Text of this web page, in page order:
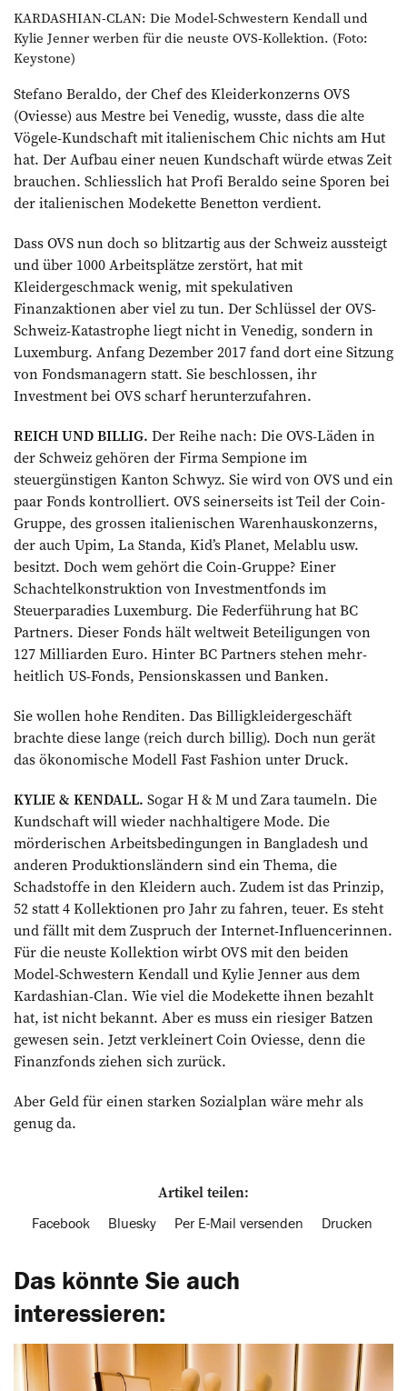
KARDASHIAN-CLAN: Die Model-Schwestern Kendall und
Kylie Jenner werben für die neuste OVS-Kollektion. (Foto:
Keystone)
Stefano Beraldo, der Chef des Kleiderkonzerns OVS
(Oviesse) aus Mestre bei Venedig, wusste, dass die alte
Vögele-Kundschaft mit italienischem Chic nichts am Hut
hat. Der Aufbau einer neuen Kundschaft würde etwas Zeit
brauchen. Schliesslich hat Profi Beraldo seine Sporen bei
der italienischen Modekette Benetton verdient.
Dass OVS nun doch so blitzartig aus der Schweiz aussteigt
und über 1000 Arbeitsplätze zerstört, hat mit
Kleidergeschmack wenig, mit spekulativen
Finanzaktionen aber viel zu tun. Der Schlüssel der OVS-
Schweiz-Katastrophe liegt nicht in Venedig, sondern in
Luxemburg. Anfang Dezember 2017 fand dort eine Sitzung
von Fondsmanagern statt. Sie beschlossen, ihr
Investment bei OVS scharf herunter­zufahren.
REICH UND BILLIG. Der Reihe nach: Die OVS-Läden in
der Schweiz gehören der Firma Sempione im
steuergünstigen Kanton Schwyz. Sie wird von OVS und ein
paar Fonds kontrolliert. OVS seinerseits ist Teil der Coin-
Gruppe, des grossen italienischen Warenhauskonzerns,
der auch Upim, La Standa, Kid’s Planet, Melablu usw.
besitzt. Doch wem gehört die Coin-Gruppe? Einer
Schachtelkonstruktion von Investmentfonds im
Steuerparadies Luxemburg. Die Federführung hat BC
Partners. Dieser Fonds hält weltweit Beteiligungen von
127 Milliarden Euro. Hinter BC Partners stehen mehr­
heitlich US-Fonds, Pensionskassen und Banken.
Sie wollen hohe Renditen. Das Billigkleidergeschäft
brachte diese lange (reich durch billig). Doch nun gerät
das ökonomische Modell Fast Fashion unter Druck.
KYLIE & KENDALL. Sogar H & M und Zara taumeln. Die
Kundschaft will wieder nachhaltigere Mode. Die
mörderischen Arbeitsbedingungen in Bangladesh und
anderen Produktionsländern sind ein Thema, die
Schadstoffe in den Kleidern auch. Zudem ist das Prinzip,
52 statt 4 Kollektionen pro Jahr zu fahren, teuer. Es steht
und fällt mit dem Zuspruch der Internet-Influencerinnen.
Für die neuste Kollektion wirbt OVS mit den beiden
Model-Schwestern Kendall und Kylie Jenner aus dem
Kardashian-Clan. Wie viel die Modekette ihnen bezahlt
hat, ist nicht bekannt. Aber es muss ein riesiger Batzen
gewesen sein. Jetzt verkleinert Coin Oviesse, denn die
Finanzfonds ziehen sich zurück.
Aber Geld für einen starken Sozialplan wäre mehr als
genug da.
Artikel teilen:
Facebook Bluesky Per E-Mail versenden Drucken
Das könnte Sie auch
interessieren: